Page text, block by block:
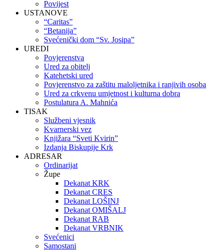
Povijest
USTANOVE
“Caritas”
“Betanija”
Svećenički dom “Sv. Josipa”
UREDI
Povjerenstva
Ured za obitelj
Katehetski ured
Povjerenstvo za zaštitu maloljetnika i ranjivih osoba
Ured za crkvenu umjetnost i kulturna dobra
Postulatura A. Mahnića
TISAK
Službeni vjesnik
Kvarnerski vez
Knjižara “Sveti Kvirin”
Izdanja Biskupije Krk
ADRESAR
Ordinarijat
Župe
Dekanat KRK
Dekanat CRES
Dekanat LOŠINJ
Dekanat OMIŠALJ
Dekanat RAB
Dekanat VRBNIK
Svećenici
Samostani